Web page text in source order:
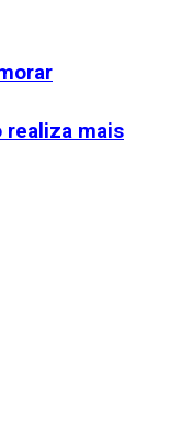
realiza mais